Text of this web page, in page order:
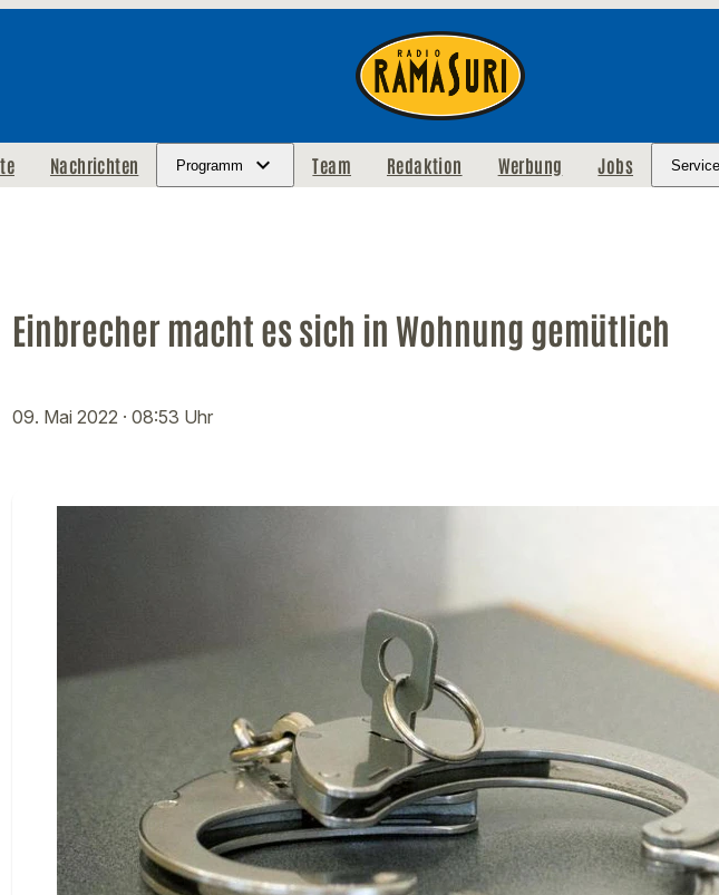
Nachrichten Programm Team Redaktion Werbung Jobs Service
Einbrecher macht es sich in Wohnung gemütlich
09. Mai 2022 · 08:53 Uhr